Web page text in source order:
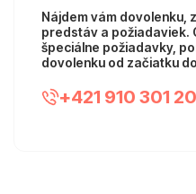
Nájdem vám dovolenku,
predstáv a požiadaviek.
špeciálne požiadavky,
dovolenku od začiatku
+421 910 301